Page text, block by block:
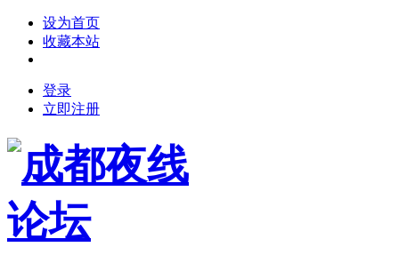
设为首页
收藏本站
登录
立即注册